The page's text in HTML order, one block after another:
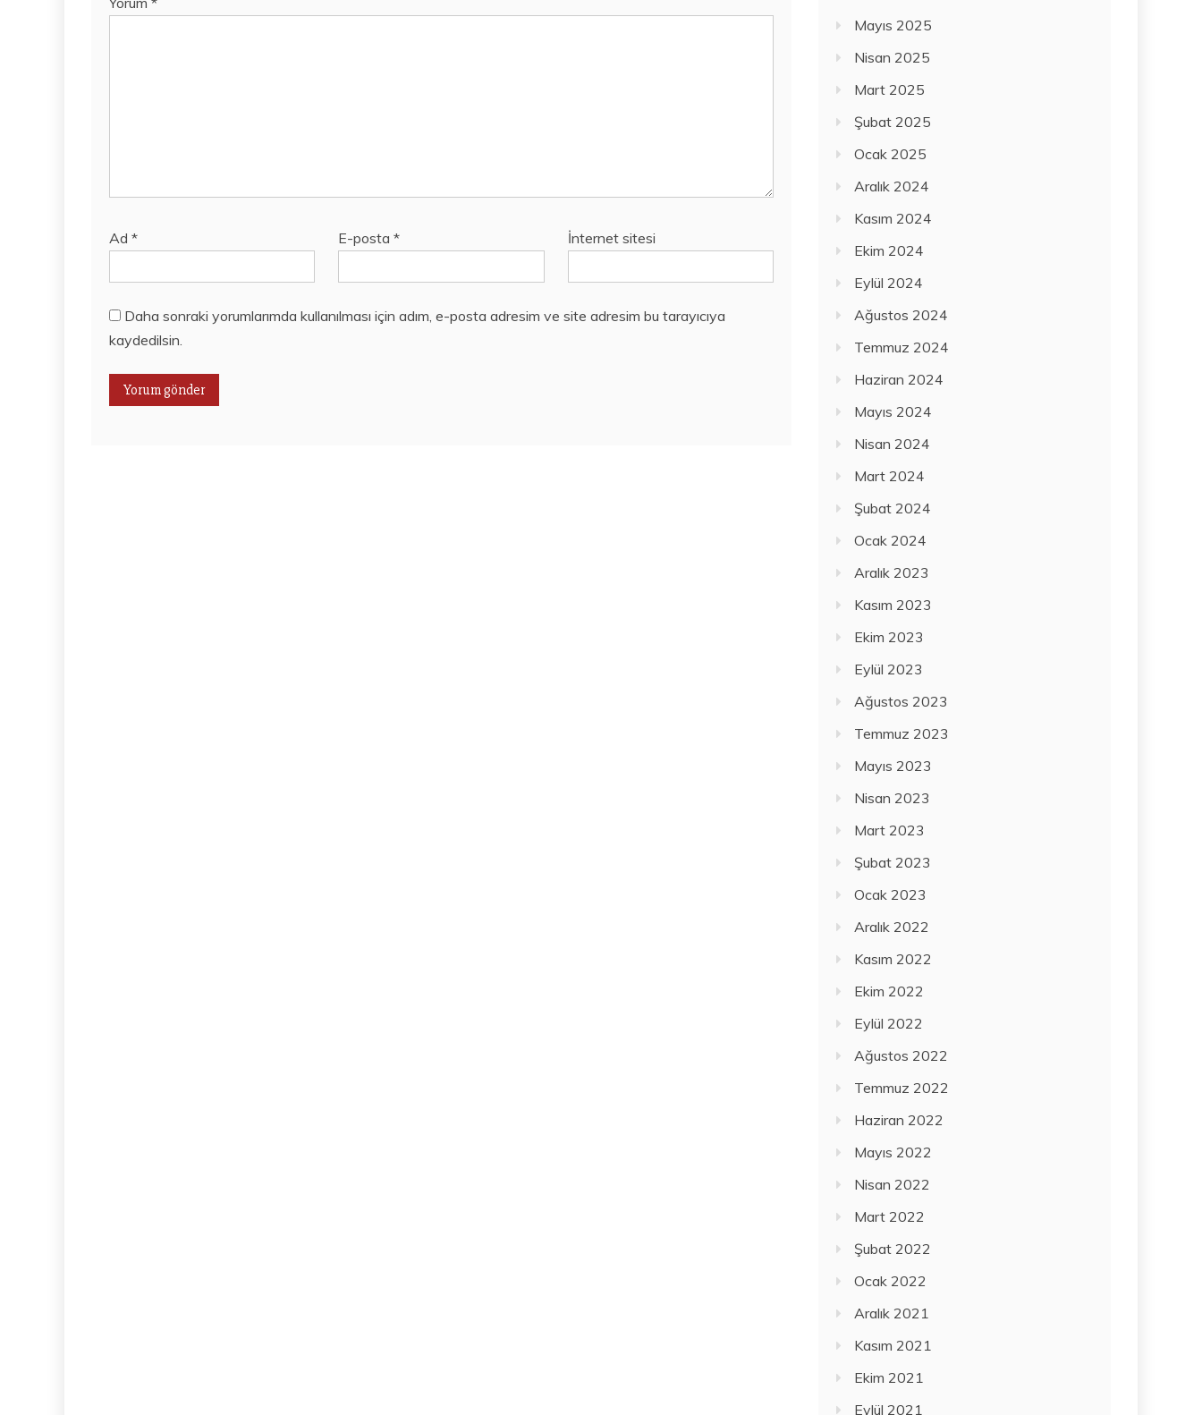
Ad * E-posta* İnternet sitesi
Daha sonraki yorumlarımda kullanılması için adım, e-posta adresim ve site adresim bu tarayıcıya
kaydedilsin.
Mayıs 2025
Nisan 2025
Mart 2025
Şubat 2025
Ocak 2025
Aralık 2024
Kasım 2024
Ekim 2024
Eylül 2024
Ağustos 2024
Temmuz 2024
Haziran 2024
Mayıs 2024
Nisan 2024
Mart 2024
Şubat 2024
Ocak 2024
Aralık 2023
Kasım 2023
Ekim 2023
Eylül 2023
Ağustos 2023
Temmuz 2023
Mayıs 2023
Nisan 2023
Mart 2023
Şubat 2023
Ocak 2023
Aralık 2022
Kasım 2022
Ekim 2022
Eylül 2022
Ağustos 2022
Temmuz 2022
Haziran 2022
Mayıs 2022
Nisan 2022
Mart 2022
Şubat 2022
Ocak 2022
Aralık 2021
Kasım 2021
Ekim 2021
Eylül 2021